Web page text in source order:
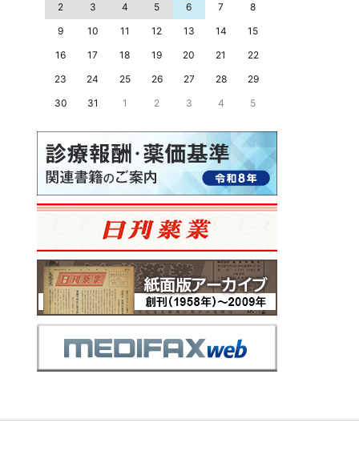
2
3 4 5 6 7
8
9
10 11 12 13 14
15
16
17 18 19 20 21
22
23
24 25 26 27 28
29
30
31 1 2 3 4 5